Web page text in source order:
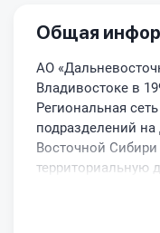
Общая
АО
Владивостоке в
Региональная
подразделений
Восточной
территориальную
Входит в ТОП-3